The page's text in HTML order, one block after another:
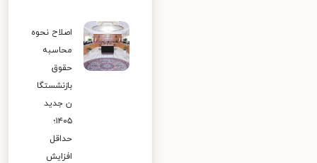
اصلاح نحوه
محاسبه
حقوق
بازنشستگا
ن جدید
۱۴۰۵؛
حداقل
افزایش